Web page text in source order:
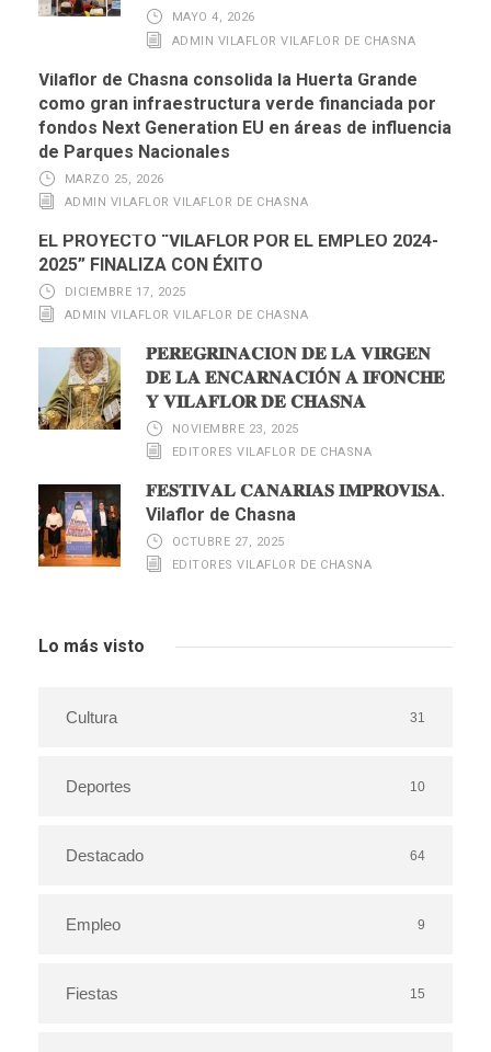
MAYO 4, 2026
ADMIN VILAFLOR VILAFLOR DE CHASNA
Vilaflor de Chasna consolida la Huerta Grande
como gran infraestructura verde financiada por
fondos Next Generation EU en áreas de influencia
de Parques Nacionales
MARZO 25, 2026
ADMIN VILAFLOR VILAFLOR DE CHASNA
EL PROYECTO “VILAFLOR POR EL EMPLEO 2024-
2025” FINALIZA CON ÉXITO
DICIEMBRE 17, 2025
ADMIN VILAFLOR VILAFLOR DE CHASNA
𝐏𝐄𝐑𝐄𝐆𝐑𝐈𝐍𝐀𝐂𝐈Ó𝐍 𝐃𝐄 𝐋𝐀 𝐕𝐈𝐑𝐆𝐄𝐍
𝐃𝐄 𝐋𝐀 𝐄𝐍𝐂𝐀𝐑𝐍𝐀𝐂𝐈Ó𝐍 𝐀 𝐈𝐅𝐎𝐍𝐂𝐇𝐄
𝐘 𝐕𝐈𝐋𝐀𝐅𝐋𝐎𝐑 𝐃𝐄 𝐂𝐇𝐀𝐒𝐍𝐀
NOVIEMBRE 23, 2025
EDITORES VILAFLOR DE CHASNA
𝐅𝐄𝐒𝐓𝐈𝐕𝐀𝐋 𝐂𝐀𝐍𝐀𝐑𝐈𝐀𝐒 𝐈𝐌𝐏𝐑𝐎𝐕𝐈𝐒𝐀.
Vilaflor de Chasna
OCTUBRE 27, 2025
EDITORES VILAFLOR DE CHASNA
Lo más visto
Cultura 31
Deportes 10
Destacado 64
Empleo 9
Fiestas 15